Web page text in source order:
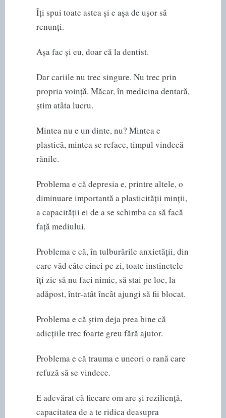
Îți spui toate astea și e așa de ușor să
renunți.
Așa fac și eu, doar că la dentist.
Dar cariile nu trec singure. Nu trec prin
propria voință. Măcar, în medicina dentară,
știm atâta lucru.
Mintea nu e un dinte, nu? Mintea e
plastică, mintea se reface, timpul vindecă
rănile.
Problema e că depresia e, printre altele, o
diminuare importantă a plasticității minții,
a capacității ei de a se schimba ca să facă
față mediului.
Problema e că, în tulburările anxietății, din
care văd câte cinci pe zi, toate instinctele
îți zic să nu faci nimic, să stai pe loc, la
adăpost, într-atât încât ajungi să fii blocat.
Problema e că știm deja prea bine că
adicțiile trec foarte greu fără ajutor.
Problema e că trauma e uneori o rană care
refuză să se vindece.
E adevărat că fiecare om are și reziliență,
capacitatea de a te ridica deasupra